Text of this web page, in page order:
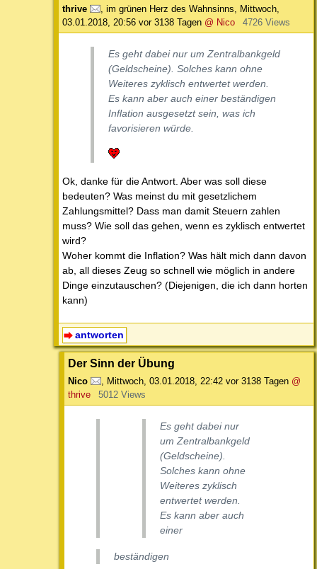
thrive , im grünen Herz des Wahnsinns, Mittwoch,
03.01.2018, 20:56 vor 3138 Tagen @ Nico 4726 Views
Es geht dabei nur um Zentralbankgeld
(Geldscheine). Solches kann ohne
Weiteres zyklisch entwertet werden.
Es kann aber auch einer beständigen
Inflation ausgesetzt sein, was ich
favorisieren würde.
Ok, danke für die Antwort. Aber was soll diese
bedeuten? Was meinst du mit gesetzlichem
Zahlungsmittel? Dass man damit Steuern zahlen
muss? Wie soll das gehen, wenn es zyklisch entwertet
wird?
Woher kommt die Inflation? Was hält mich dann davon
ab, all dieses Zeug so schnell wie möglich in andere
Dinge einzutauschen? (Diejenigen, die ich dann horten
kann)
antworten
Der Sinn der Übung
Nico , Mittwoch, 03.01.2018, 22:42 vor 3138 Tagen @
thrive
5012 Views
Es geht dabei nur
um Zentralbankgeld
(Geldscheine).
Solches kann ohne
Weiteres zyklisch
entwertet werden.
Es kann aber auch
einer
beständigen